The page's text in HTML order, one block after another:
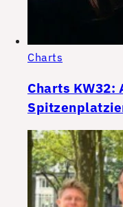
Charts
Charts KW32: